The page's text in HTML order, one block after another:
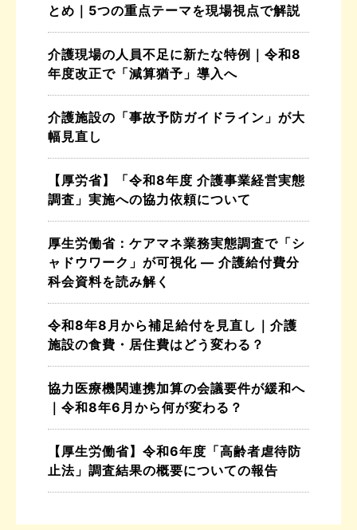
とめ｜5つの重点テーマを現場視点で解説
介護現場の人員不足に新たな特例｜令和8
年度改正で「減算猶予」導入へ
介護施設の「事故予防ガイドライン」が大
幅見直し
【厚労省】「令和8年度 介護事業経営実態
調査」実施への協力依頼について
厚生労働省：ケアマネ業務実態調査で「シ
ャドウワーク」が可視化 ― 介護給付費分
科会資料を読み解く
令和8年8月から補足給付を見直し｜介護
施設の食費・居住費はどう変わる？
協力医療機関連携加算の会議要件が緩和へ
｜令和8年6月から何が変わる？
【厚生労働省】令和6年度「高齢者虐待防
止法」調査結果の概要についての報告